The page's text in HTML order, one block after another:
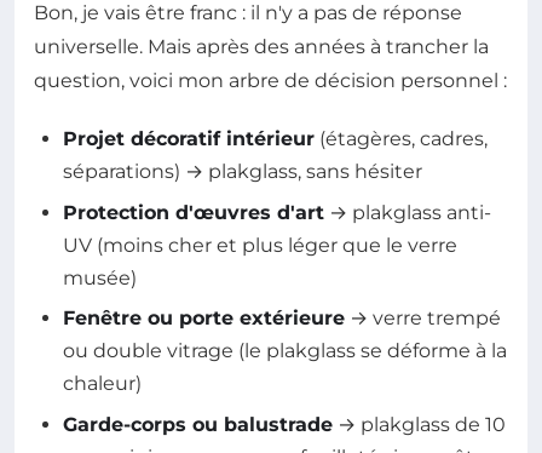
Bon, je vais être franc : il n'y a pas de réponse
universelle. Mais après des années à trancher la
question, voici mon arbre de décision personnel :
Projet décoratif intérieur (étagères, cadres,
séparations) → plakglass, sans hésiter
Protection d'œuvres d'art → plakglass anti-
UV (moins cher et plus léger que le verre
musée)
Fenêtre ou porte extérieure → verre trempé
ou double vitrage (le plakglass se déforme à la
chaleur)
Garde-corps ou balustrade → plakglass de 10